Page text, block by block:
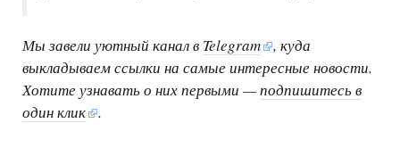
Мы завели уютный канал в Telegram
, куда
выкладываем ссылки на самые интересные новости.
Хотите узнавать о них первыми —подпишитесь в
один клик
.